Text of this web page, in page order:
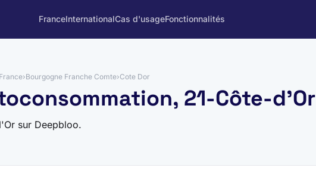
FranceInternationalCas d'usageFonctionnalités
France›Bourgogne Franche Comte›Cote Dor
21-Côte-d'Or
sur Deepbloo.